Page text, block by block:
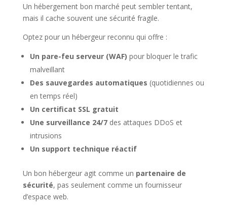
Un hébergement bon marché peut sembler tentant,
mais il cache souvent une sécurité fragile.
Optez pour un hébergeur reconnu qui offre :
Un pare-feu serveur (WAF) pour bloquer le trafic
malveillant
Des sauvegardes automatiques (quotidiennes ou
en temps réel)
Un certificat SSL gratuit
Une surveillance 24/7des attaques DDoS et
intrusions
Un support technique réactif
Un bon hébergeur agit comme un partenaire de
sécurité, pas seulement comme un fournisseur
d’espace web.